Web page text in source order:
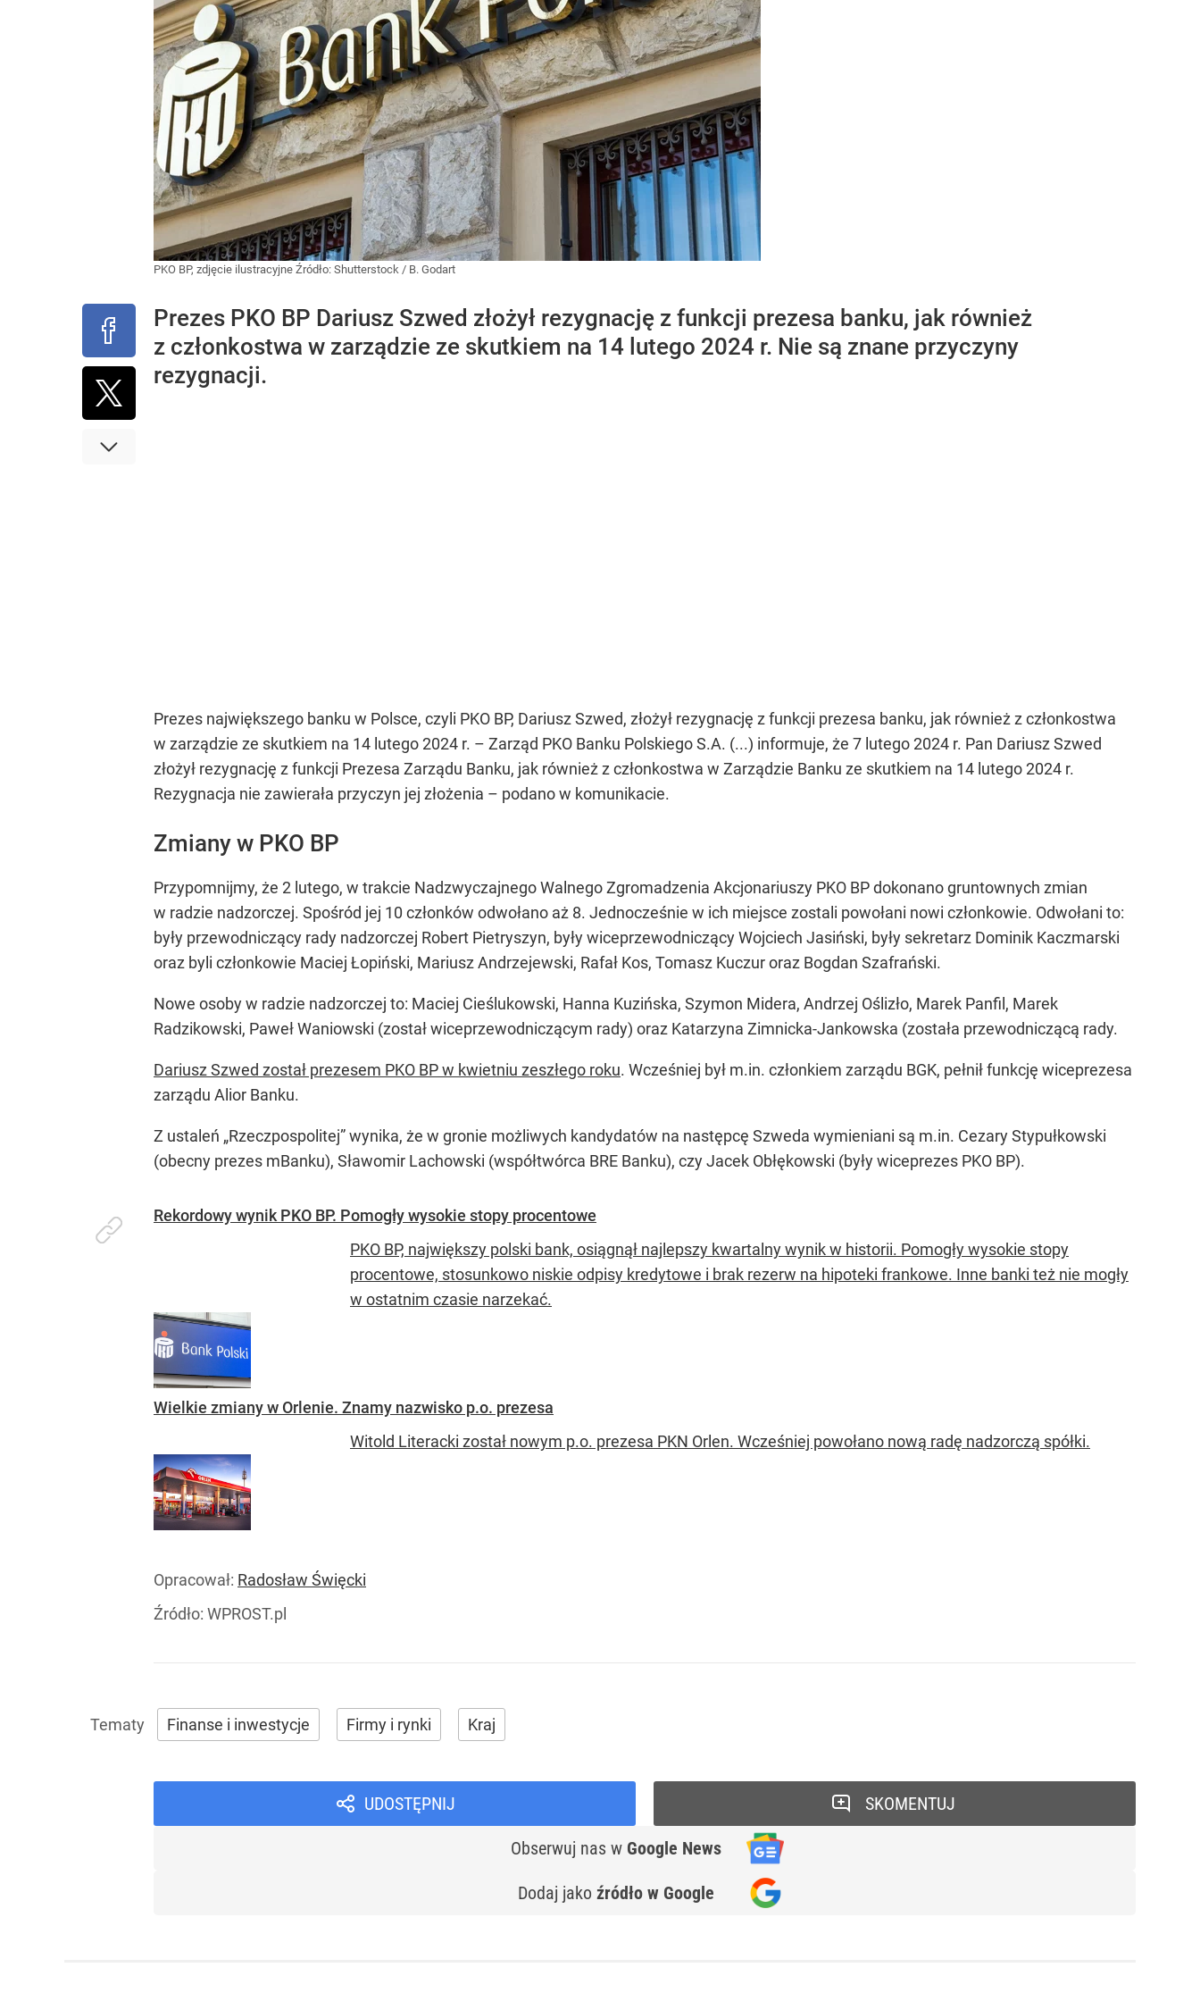
PKO BP, zdjęcie ilustracyjne Źródło: Shutterstock / B. Godart
Prezes PKO BP Dariusz Szwed złożył rezygnację z funkcji prezesa banku, jak również
z członkostwa w zarządzie ze skutkiem na 14 lutego 2024 r. Nie są znane przyczyny
rezygnacji.
Prezes największego banku w Polsce, czyli PKO BP, Dariusz Szwed, złożył rezygnację z funkcji prezesa banku, jak również z członkostwa
w zarządzie ze skutkiem na 14 lutego 2024 r. – Zarząd PKO Banku Polskiego S.A. (...) informuje, że 7 lutego 2024 r. Pan Dariusz Szwed
złożył rezygnację z funkcji Prezesa Zarządu Banku, jak również z członkostwa w Zarządzie Banku ze skutkiem na 14 lutego 2024 r.
Rezygnacja nie zawierała przyczyn jej złożenia – podano w komunikacie.
Zmiany w PKO BP
Przypomnijmy, że 2 lutego, w trakcie Nadzwyczajnego Walnego Zgromadzenia Akcjonariuszy PKO BP dokonano gruntownych zmian
w radzie nadzorczej. Spośród jej 10 członków odwołano aż 8. Jednocześnie w ich miejsce zostali powołani nowi członkowie. Odwołani to:
były przewodniczący rady nadzorczej Robert Pietryszyn, były wiceprzewodniczący Wojciech Jasiński, były sekretarz Dominik Kaczmarski
oraz byli członkowie Maciej Łopiński, Mariusz Andrzejewski, Rafał Kos, Tomasz Kuczur oraz Bogdan Szafrański.
Nowe osoby w radzie nadzorczej to: Maciej Cieślukowski, Hanna Kuzińska, Szymon Midera, Andrzej Oślizło, Marek Panfil, Marek
Radzikowski, Paweł Waniowski (został wiceprzewodniczącym rady) oraz Katarzyna Zimnicka-Jankowska (została przewodniczącą rady.
Dariusz Szwed został prezesem PKO BP w kwietniu zeszłego roku. Wcześniej był m.in. członkiem zarządu BGK, pełnił funkcję wiceprezesa
zarządu Alior Banku.
Z ustaleń „Rzeczpospolitej” wynika, że w gronie możliwych kandydatów na następcę Szweda wymieniani są m.in. Cezary Stypułkowski
(obecny prezes mBanku), Sławomir Lachowski (współtwórca BRE Banku), czy Jacek Obłękowski (były wiceprezes PKO BP).
Rekordowy wynik PKO BP. Pomogły wysokie stopy procentowe
PKO BP, największy polski bank, osiągnął najlepszy kwartalny wynik w historii. Pomogły wysokie stopy
procentowe, stosunkowo niskie odpisy kredytowe i brak rezerw na hipoteki frankowe. Inne banki też nie mogły
w ostatnim czasie narzekać.
Wielkie zmiany w Orlenie. Znamy nazwisko p.o. prezesa
Witold Literacki został nowym p.o. prezesa PKN Orlen. Wcześniej powołano nową radę nadzorczą spółki.
Opracował: Radosław Święcki
Źródło: WPROST.pl
Finanse i inwestycje Firmy i rynki Kraj
UDOSTĘPNIJ
Obserwuj nas w Google News
Dodaj jako źródło w Google
SKOMENTUJ